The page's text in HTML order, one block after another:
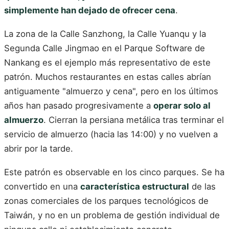
simplemente han dejado de ofrecer cena.
La zona de la Calle Sanzhong, la Calle Yuanqu y la
Segunda Calle Jingmao en el Parque Software de
Nankang es el ejemplo más representativo de este
patrón. Muchos restaurantes en estas calles abrían
antiguamente "almuerzo y cena", pero en los últimos
años han pasado progresivamente a operar solo al
almuerzo. Cierran la persiana metálica tras terminar el
servicio de almuerzo (hacia las 14:00) y no vuelven a
abrir por la tarde.
Este patrón es observable en los cinco parques. Se ha
convertido en una característica estructural de las
zonas comerciales de los parques tecnológicos de
Taiwán, y no en un problema de gestión individual de